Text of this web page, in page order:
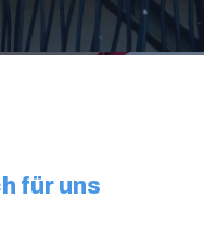
für uns